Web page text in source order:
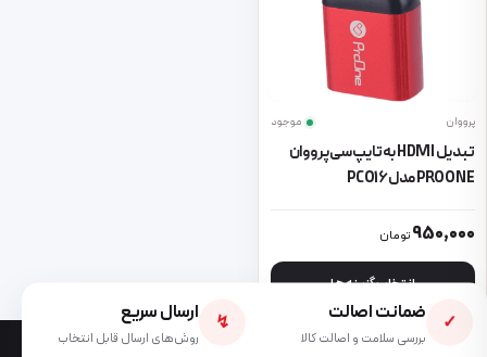
پرووان موجود
تبدیل HDMI به تایپ سی پرووان
PROONE مدل PCO16
950,000تومان
انتخاب گزینه ها
این محصول دارای انواع مختلفی می باشد. گزینه ها ممکن است در
✓ ضمانت اصالت
بررسی سلامت و اصالت کالا
↯ ارسال سریع
روش‌های ارسال قابل انتخاب